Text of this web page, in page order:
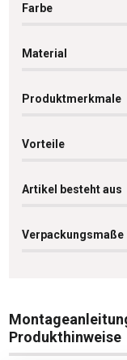
Farbe
Material
Produktmerkmale
Vorteile
Artikel besteht aus
Verpackungsmaße
Produkthinweise